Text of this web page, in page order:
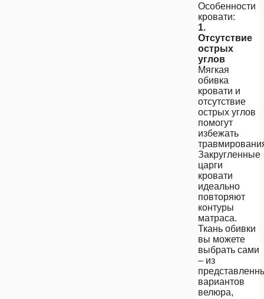
Особенности
кровати:
1.
Отсутствие
острых
углов
Мягкая
обивка
кровати и
отсутствие
острых углов
помогут
избежать
Закругленные
царги
кровати
идеально
повторяют
контуры
матраса.
Ткань обивки
вы можете
выбрать сами
– из
вариантов
велюра,